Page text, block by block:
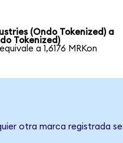
(Ondo Tokenized) a
Tokenized)
a 1,6176 MRKon
otra marca registrada se